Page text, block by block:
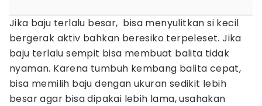
Jika baju terlalu besar, bisa menyulitkan si kecil
bergerak aktiv bahkan beresiko terpeleset. Jika
baju terlalu sempit bisa membuat balita tidak
nyaman. Karena tumbuh kembang balita cepat,
bisa memilih baju dengan ukuran sedikit lebih
besar agar bisa dipakai lebih lama, usahakan